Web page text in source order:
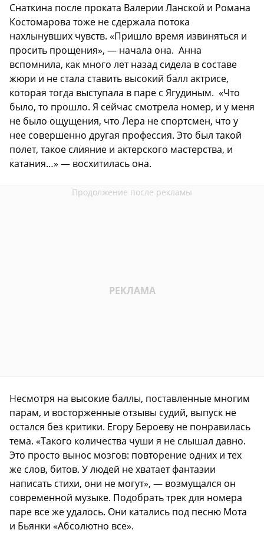
Снаткина после проката Валерии Ланской и Романа
Костомарова тоже не сдержала потока
нахлынувших чувств. «Пришло время извиняться и
просить прощения», — начала она. Анна
вспомнила, как много лет назад сидела в составе
жюри и не стала ставить высокий балл актрисе,
которая тогда выступала в паре с Ягудиным. «Что
было, то прошло. Я сейчас смотрела номер, и у меня
не было ощущения, что Лера не спортсмен, что у
нее совершенно другая профессия. Это был такой
полет, такое слияние и актерского мастерства, и
катания…» — восхитилась она.
Несмотря на высокие баллы, поставленные многим
парам, и восторженные отзывы судий, выпуск не
остался без критики. Егору Бероеву не понравилась
тема. «Такого количества чуши я не слышал давно.
Это просто вынос мозгов: повторение одних и тех
же слов, битов. У людей не хватает фантазии
написать стихи, они не могут», — возмущался он
современной музыке. Подобрать трек для номера
паре все же удалось. Они катались под песню Мота
и Бьянки «Абсолютно все».